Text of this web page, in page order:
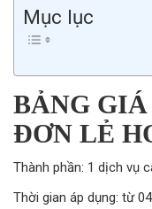
Mục lục
BẢNG
ĐƠN LẺ
Thành phần: 1 dịch vụ
Thời gian áp dụng: từ